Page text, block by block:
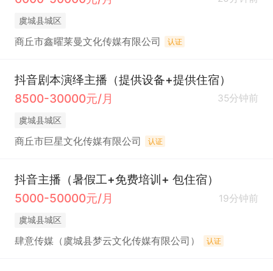
虞城县城区
商丘市鑫曜莱曼文化传媒有限公司 认证
抖音剧本演绎主播（提供设备+提供住宿）
8500-30000元/月
35分钟前
虞城县城区
商丘市巨星文化传媒有限公司 认证
抖音主播（暑假工+免费培训+ 包住宿）
5000-50000元/月
19分钟前
虞城县城区
肆意传媒（虞城县梦云文化传媒有限公司） 认证